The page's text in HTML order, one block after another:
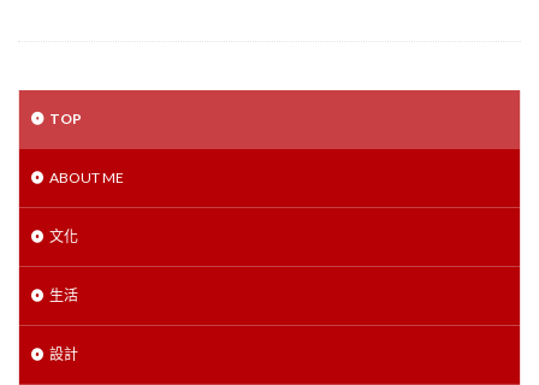
TOP
ABOUT ME
文化
生活
設計